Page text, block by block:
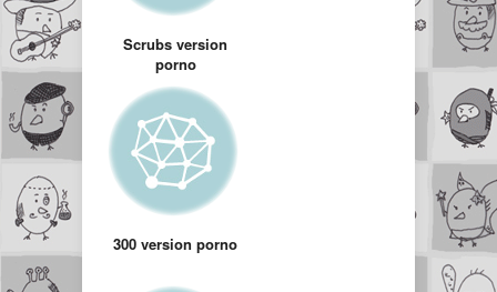
Scrubs version
porno
300 version porno